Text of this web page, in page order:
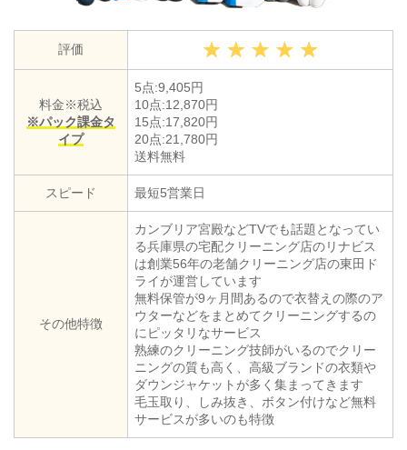
評価
料金※税込
※パック課金タ
イプ
5点:9,405円
10点:12,870円
15点:17,820円
20点:21,780円
送料無料
スピード 最短5営業日
その他特徴
カンブリア宮殿などTVでも話題となってい
る兵庫県の宅配クリーニング店のリナビス
は創業56年の老舗クリーニング店の東田ド
ライが運営しています
無料保管が9ヶ月間あるので衣替えの際のア
ウターなどをまとめてクリーニングするの
にピッタリなサービス
熟練のクリーニング技師がいるのでクリー
ニングの質も高く、高級ブランドの衣類や
ダウンジャケットが多く集まってきます
毛玉取り、しみ抜き、ボタン付けなど無料
サービスが多いのも特徴